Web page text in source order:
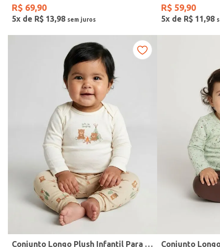
Marca
Cores
R$ 69,90
5x de R$ 13,98
R$ 59,90
5x de R$ 11,98
Conjunto Longo Plush Infantil Para Bebê - OFF WHITE